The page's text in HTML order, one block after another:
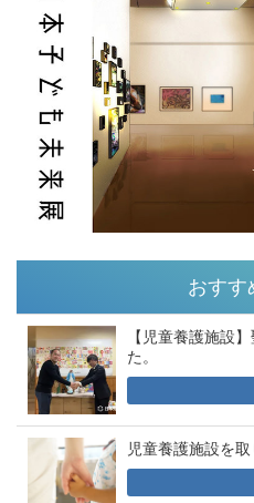
おすす
【児童養護施設
た。
児童養護施設を